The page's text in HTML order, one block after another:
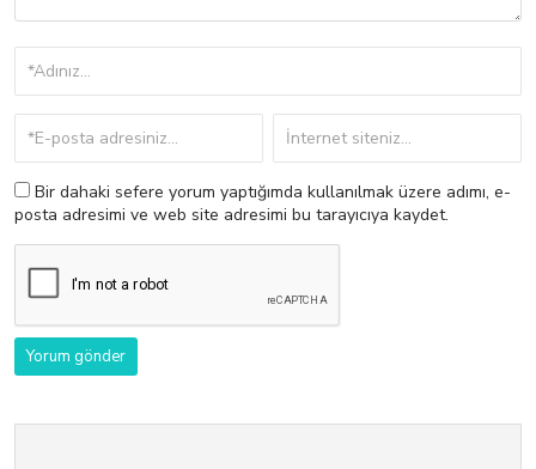
Bir dahaki sefere yorum yaptığımda kullanılmak üzere adımı, e-
posta adresimi ve web site adresimi bu tarayıcıya kaydet.